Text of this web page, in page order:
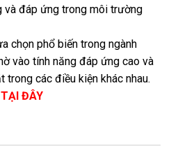
và đáp ứng trong môi trường
chọn phổ biến trong ngành
vào tính năng đáp ứng cao và
trong các điều kiện khác nhau.
TẠI ĐÂY